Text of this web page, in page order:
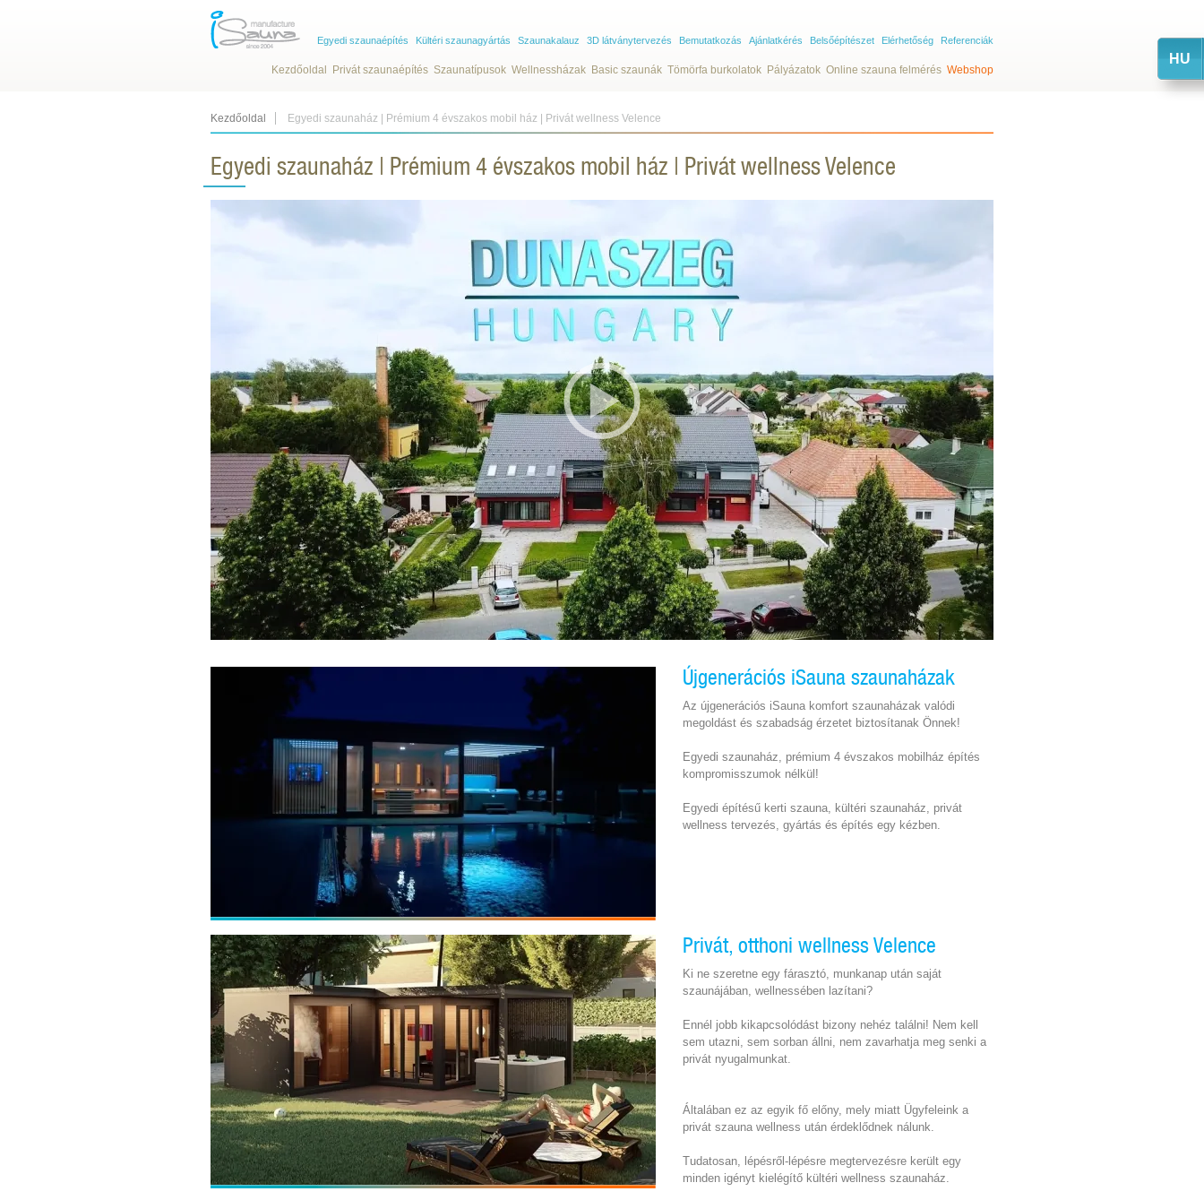
Egyedi szaunaépítés Kültéri szaunagyártás Szaunakalauz 3D látványtervezés Bemutatkozás Ajánlatkérés Belsőépítészet Elérhetőség Referenciák
Kezdőoldal Privát szaunaépítés Szaunatípusok Wellnessházak Basic szaunák Tömörfa burkolatok Pályázatok Online szauna felmérés Webshop
Kezdőoldal Egyedi szaunaház | Prémium 4 évszakos mobil ház | Privát wellness Velence
Egyedi szaunaház | Prémium 4 évszakos mobil ház | Privát wellness Velence
Újgenerációs iSauna szaunaházak
Az újgenerációs iSauna komfort szaunaházak valódi
megoldást és szabadság érzetet biztosítanak Önnek!
Egyedi szaunaház, prémium 4 évszakos mobilház építés
kompromisszumok nélkül!
Egyedi építésű kerti szauna, kültéri szaunaház, privát
wellness tervezés, gyártás és építés egy kézben.
Privát, otthoni wellness Velence
Ki ne szeretne egy fárasztó, munkanap után saját
szaunájában, wellnessében lazítani?
Ennél jobb kikapcsolódást bizony nehéz találni! Nem kell
sem utazni, sem sorban állni, nem zavarhatja meg senki a
privát nyugalmunkat.
Általában ez az egyik fő előny, mely miatt Ügyfeleink a
privát szauna wellness után érdeklődnek nálunk.
Tudatosan, lépésről-lépésre megtervezésre került egy
minden igényt kielégítő kültéri wellness szaunaház.
HU